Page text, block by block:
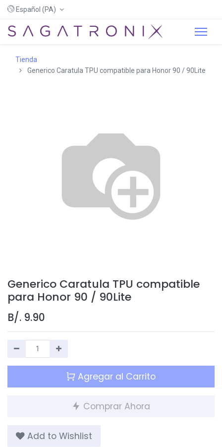
Español (PA)
Tienda
Generico Caratula TPU compatible para Honor 90 / 90Lite
Generico Caratula TPU compatible
para Honor 90 / 90Lite
B/. 9.90
Agregar al Carrito
Comprar Ahora
Add to Wishlist